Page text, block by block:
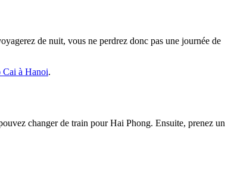
de nuit, vous ne perdrez donc pas une journée de
Cai à Hanoi.
changer de train pour Hai Phong. Ensuite, prenez un